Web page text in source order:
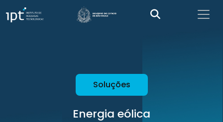
Soluções
Energia eólica